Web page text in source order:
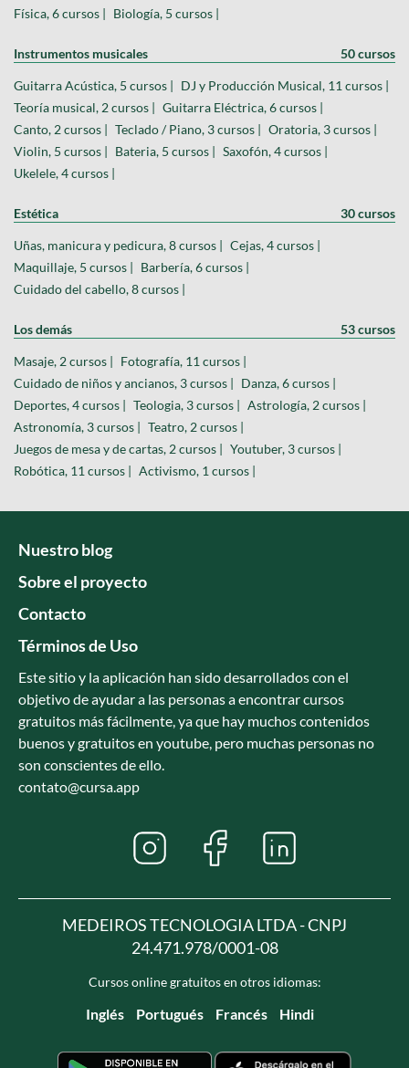
Física, 6 cursos | Biología, 5 cursos |
Instrumentos musicales 50 cursos
Guitarra Acústica, 5 cursos | DJ y Producción Musical, 11 cursos |
Teoría musical, 2 cursos | Guitarra Eléctrica, 6 cursos |
Canto, 2 cursos | Teclado / Piano, 3 cursos | Oratoria, 3 cursos |
Violin, 5 cursos | Bateria, 5 cursos | Saxofón, 4 cursos |
Ukelele, 4 cursos |
Estética 30 cursos
Uñas, manicura y pedicura, 8 cursos | Cejas, 4 cursos |
Maquillaje, 5 cursos | Barbería, 6 cursos |
Cuidado del cabello, 8 cursos |
Los demás 53 cursos
Masaje, 2 cursos | Fotografía, 11 cursos |
Cuidado de niños y ancianos, 3 cursos | Danza, 6 cursos |
Deportes, 4 cursos | Teologia, 3 cursos | Astrología, 2 cursos |
Astronomía, 3 cursos | Teatro, 2 cursos |
Juegos de mesa y de cartas, 2 cursos | Youtuber, 3 cursos |
Robótica, 11 cursos | Activismo, 1 cursos |
Nuestro blog
Sobre el proyecto
Contacto
Términos de Uso
Este sitio y la aplicación han sido desarrollados con el
objetivo de ayudar a las personas a encontrar cursos
gratuitos más fácilmente, ya que hay muchos contenidos
buenos y gratuitos en youtube, pero muchas personas no
son conscientes de ello.
contato@cursa.app
MEDEIROS TECNOLOGIA LTDA - CNPJ
24.471.978/0001-08
Cursos online gratuitos en otros idiomas:
Inglés Portugués Francés Hindi